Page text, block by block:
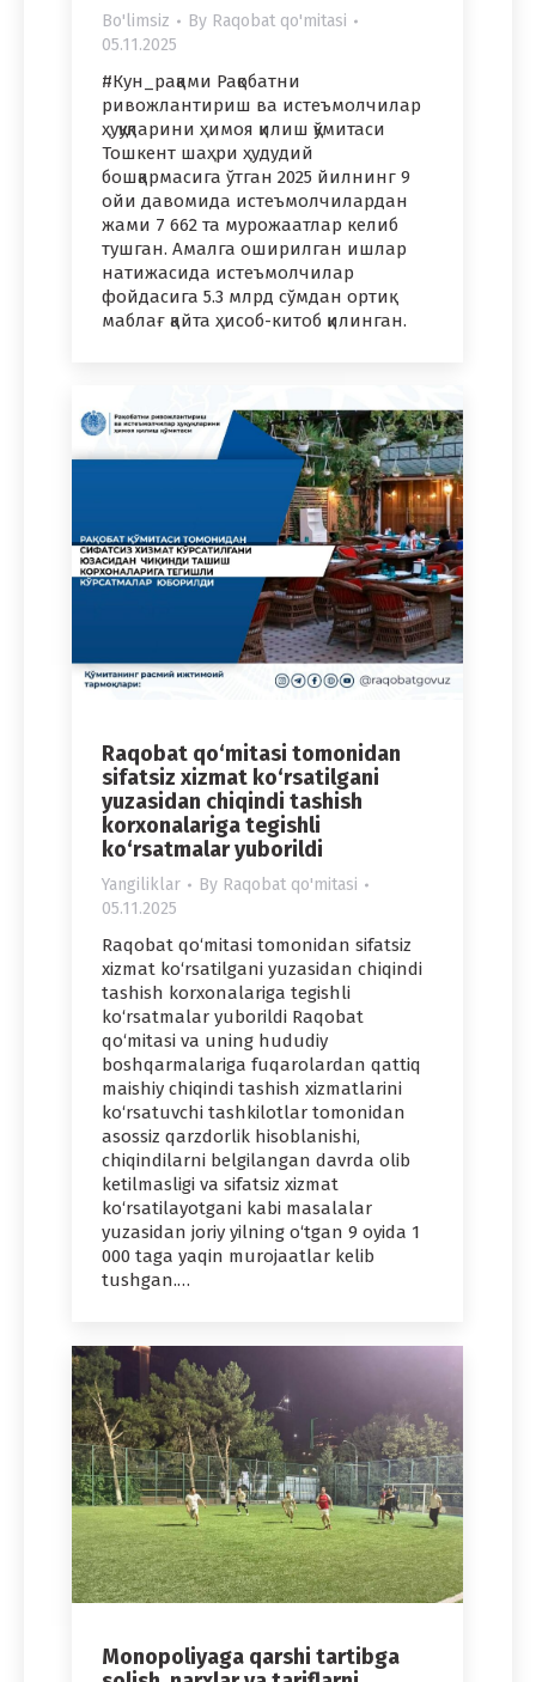
Bo'limsiz By Raqobat qo'mitasi
05.11.2025
#Кун_рақами Рақобатни
ривожлантириш ва истеъмолчилар
ҳуқуқларини ҳимоя қилиш қўмитаси
Тошкент шаҳри ҳудудий
бошқармасига ўтган 2025 йилнинг 9
ойи давомида истеъмолчилардан
жами 7 662 та мурожаатлар келиб
тушган. Амалга оширилган ишлар
натижасида истеъмолчилар
фойдасига 5.3 млрд сўмдан ортиқ
маблағ қайта ҳисоб-китоб қилинган.
Raqobat qo‘mitasi tomonidan
sifatsiz xizmat ko‘rsatilgani
yuzasidan chiqindi tashish
korxonalariga tegishli
ko‘rsatmalar yuborildi
Yangiliklar By Raqobat qo'mitasi
05.11.2025
Raqobat qo‘mitasi tomonidan sifatsiz
xizmat ko‘rsatilgani yuzasidan chiqindi
tashish korxonalariga tegishli
ko‘rsatmalar yuborildi Raqobat
qo‘mitasi va uning hududiy
boshqarmalariga fuqarolardan qattiq
maishiy chiqindi tashish xizmatlarini
ko‘rsatuvchi tashkilotlar tomonidan
asossiz qarzdorlik hisoblanishi,
chiqindilarni belgilangan davrda olib
ketilmasligi va sifatsiz xizmat
ko‘rsatilayotgani kabi masalalar
yuzasidan joriy yilning o‘tgan 9 oyida 1
000 taga yaqin murojaatlar kelib
tushgan.…
Monopoliyaga qarshi tartibga